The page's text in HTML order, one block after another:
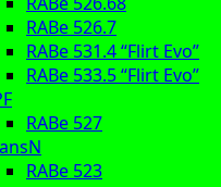
RABe 526.7
RABe 531.4 “Flirt Evo”
RABe 533.5 “Flirt Evo”
RABe 527
RABe 523